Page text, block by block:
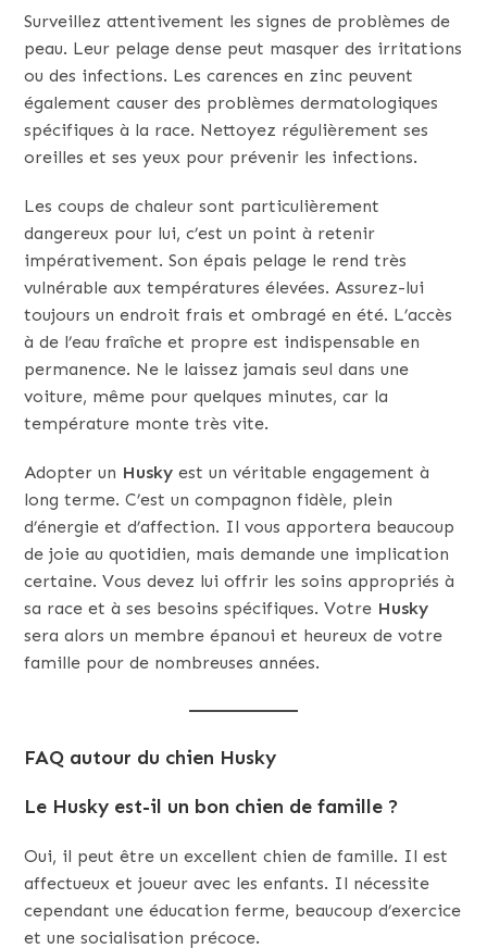
Surveillez attentivement les signes de problèmes de
peau. Leur pelage dense peut masquer des irritations
ou des infections. Les carences en zinc peuvent
également causer des problèmes dermatologiques
spécifiques à la race. Nettoyez régulièrement ses
oreilles et ses yeux pour prévenir les infections.
Les coups de chaleur sont particulièrement
dangereux pour lui, c’est un point à retenir
impérativement. Son épais pelage le rend très
vulnérable aux températures élevées. Assurez-lui
toujours un endroit frais et ombragé en été. L’accès
à de l’eau fraîche et propre est indispensable en
permanence. Ne le laissez jamais seul dans une
voiture, même pour quelques minutes, car la
température monte très vite.
Adopter un Husky est un véritable engagement à
long terme. C’est un compagnon fidèle, plein
d’énergie et d’affection. Il vous apportera beaucoup
de joie au quotidien, mais demande une implication
certaine. Vous devez lui offrir les soins appropriés à
sa race et à ses besoins spécifiques. Votre Husky
sera alors un membre épanoui et heureux de votre
famille pour de nombreuses années.
FAQ autour du chien Husky
Le Husky est-il un bon chien de famille ?
Oui, il peut être un excellent chien de famille. Il est
affectueux et joueur avec les enfants. Il nécessite
cependant une éducation ferme, beaucoup d’exercice
et une socialisation précoce.